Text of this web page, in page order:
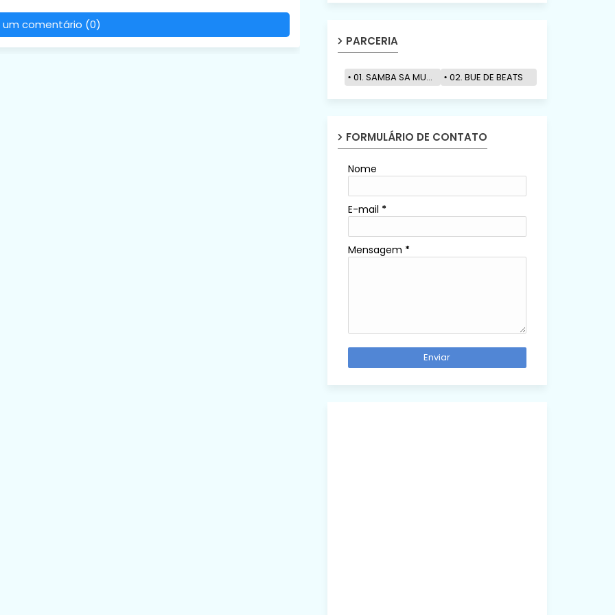
um comentário (0)
PARCERIA
01. SAMBA SA MUZIK 02. BUE DE BEATS
FORMULÁRIO DE CONTATO
Nome
E-mail *
Mensagem *